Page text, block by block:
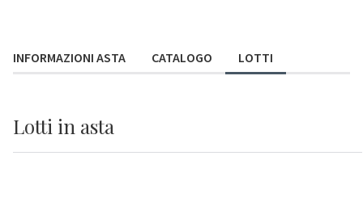
INFORMAZIONI ASTA CATALOGO LOTTI
Lotti in asta